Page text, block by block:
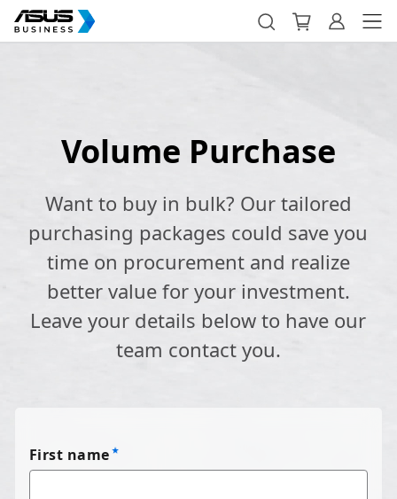
Volume Purchase
Want to buy in bulk? Our tailored
purchasing packages could save you
time on procurement and realize
better value for your investment.
Leave your details below to have our
team contact you.
First name